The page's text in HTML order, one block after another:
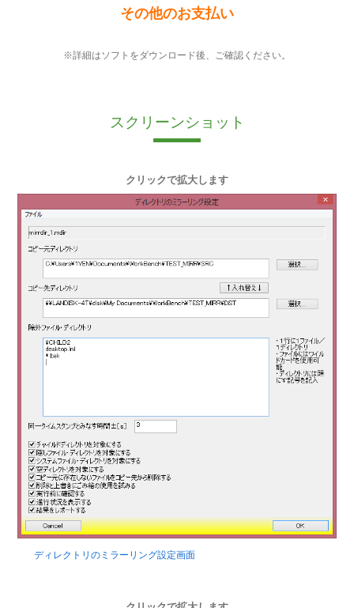
その他のお支払い
※詳細はソフトをダウンロード後、ご確認ください。
スクリーンショット
クリックで拡大します
ディレクトリのミラーリング設定画面